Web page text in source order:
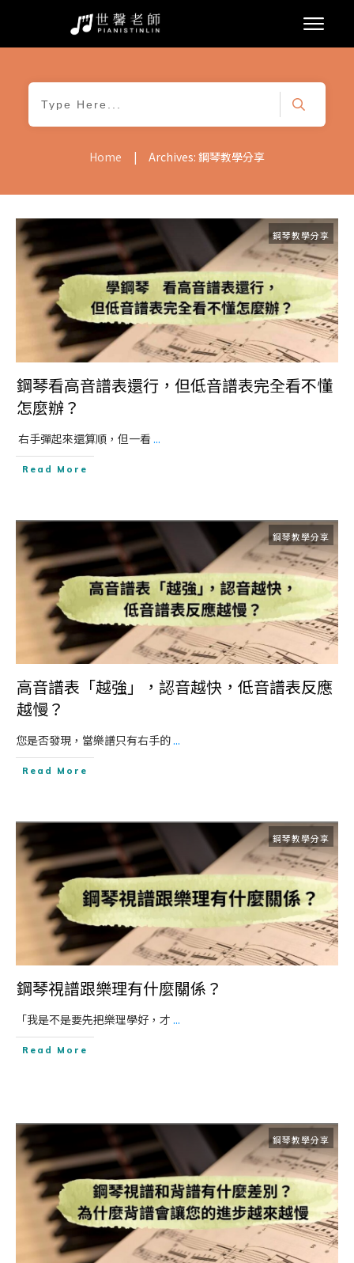
Home | Archives: 鋼琴教學分享
鋼琴教學分享
鋼琴看高音譜表還行，但低音譜表完全看不懂
怎麼辦？
​ 右手彈起來還算順，但一看...
Read More
鋼琴教學分享
高音譜表「越強」，認音越快，低音譜表反應
越慢？
您是否發現，當樂譜只有右手的...
Read More
鋼琴教學分享
鋼琴視譜跟樂理有什麼關係？
「我是不是要先把樂理學好，才 ...
Read More
鋼琴教學分享